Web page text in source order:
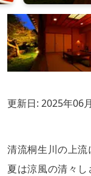
更新日: 2025年06
清流桐生川の上流
夏は涼風の清々